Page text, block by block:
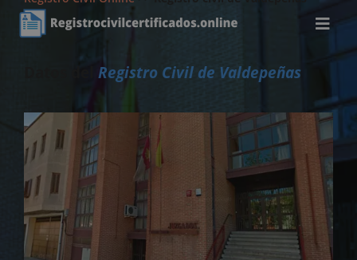
Registro Civil de Valdepeñas